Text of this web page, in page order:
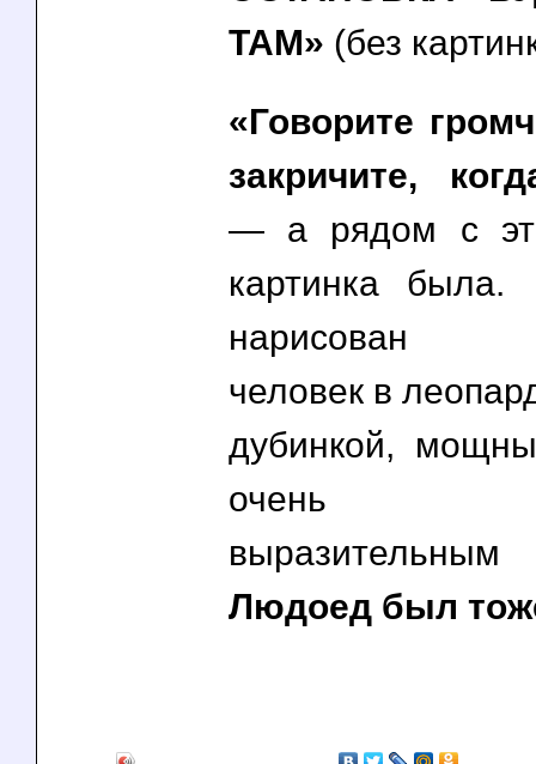
ТАМ» (без
«Говорите
закричите,
— а рядом с
картинка
нарисован
человек в
дубинкой,
очень
Людоед был